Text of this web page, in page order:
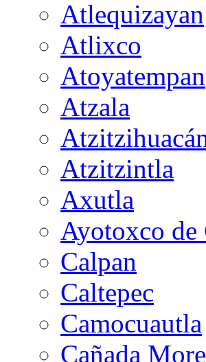
Atlequizayan
Atlixco
Atoyatempan
Atzala
Atzitzintla
Axutla
Ayotoxco de
Calpan
Caltepec
Camocuautla
Cañada